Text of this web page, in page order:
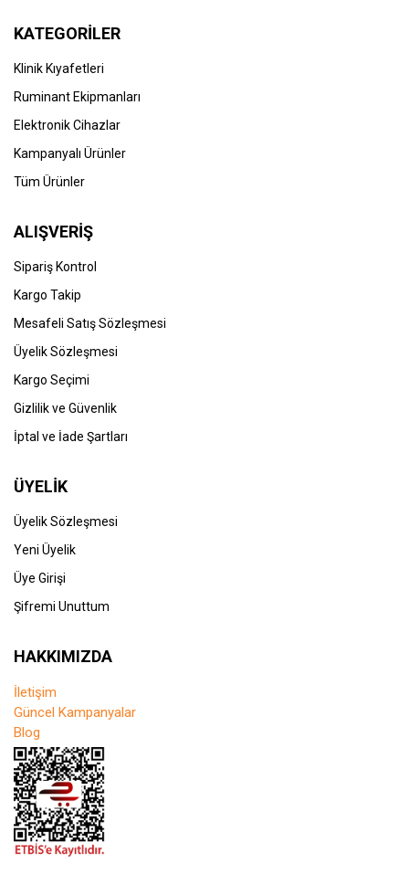
KATEGORİLER
Klinik Kıyafetleri
Ruminant Ekipmanları
Elektronik Cihazlar
Kampanyalı Ürünler
Tüm Ürünler
ALIŞVERİŞ
Sipariş Kontrol
Kargo Takip
Mesafeli Satış Sözleşmesi
Üyelik Sözleşmesi
Kargo Seçimi
Gizlilik ve Güvenlik
İptal ve İade Şartları
ÜYELİK
Üyelik Sözleşmesi
Yeni Üyelik
Üye Girişi
Şifremi Unuttum
HAKKIMIZDA
İletişim
Güncel Kampanyalar
Blog